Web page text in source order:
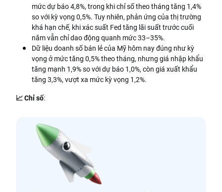
mức dự báo 4,8%, trong khi chỉ số theo tháng tăng 1,4%
so với kỳ vọng 0,5%. Tuy nhiên, phản ứng của thị trường
khá hạn chế, khi xác suất Fed tăng lãi suất trước cuối
năm vẫn chỉ dao động quanh mức 33–35%.
Dữ liệu doanh số bán lẻ của Mỹ hôm nay đúng như kỳ
vọng ở mức tăng 0,5% theo tháng, nhưng giá nhập khẩu
tăng mạnh 1,9% so với dự báo 1,0%, còn giá xuất khẩu
tăng 3,3%, vượt xa mức kỳ vọng 1,2%.
📈 Chỉ số: